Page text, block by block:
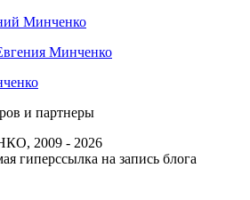
Минченко
Минченко
и партнеры
2009 - 2026
гиперссылка на запись блога